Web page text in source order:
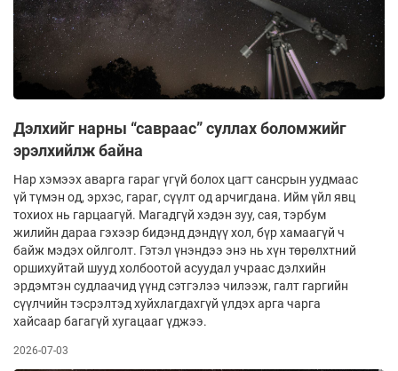
Дэлхийг нарны “савраас” суллах боломжийг
эрэлхийлж байна
Нар хэмээх аварга гараг үгүй болох цагт сансрын уудмаас
үй түмэн од, эрхэс, гараг, сүүлт од арчигдана. Ийм үйл явц
тохиох нь гарцаагүй. Магадгүй хэдэн зуу, сая, тэрбум
жилийн дараа гэхээр бидэнд дэндүү хол, бүр хамаагүй ч
байж мэдэх ойлголт. Гэтэл үнэндээ энэ нь хүн төрөлхтний
оршихуйтай шууд холбоотой асуудал учраас дэлхийн
эрдэмтэн судлаачид үүнд сэтгэлээ чилээж, галт гаргийн
сүүлчийн тэсрэлтэд хуйхлагдахгүй үлдэх арга чарга
хайсаар багагүй хугацааг үджээ.
2026-07-03